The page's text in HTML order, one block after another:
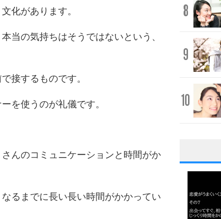
化があります。
当の気持ちはそうではないという、
接するものです。
を使うのが礼儀です。
んのコミュニケーションと時間がか
るまでに長い長い時間がかかってい
8
9
10
1